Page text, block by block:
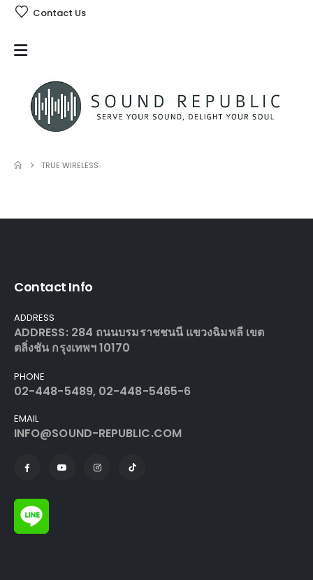
Contact Us
TRUE WIRELESS
Contact Info
ADDRESS
ADDRESS: 284 ถนนบรมราชชนนี แขวงฉิมพลี เขต
ตลิ่งชัน กรุงเทพฯ 10170
PHONE
02-448-5489, 02-448-5465-6
EMAIL
INFO@SOUND-REPUBLIC.COM